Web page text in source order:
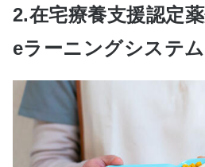
2.在宅療養支援認定
eラーニングシステム